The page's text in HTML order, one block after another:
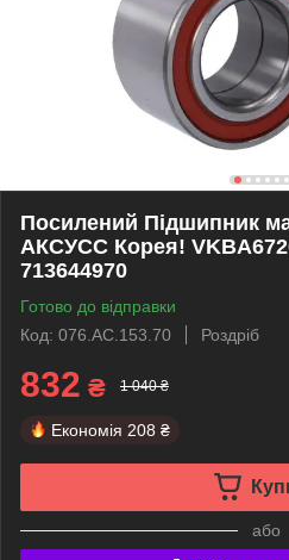
Посилений Підшипник
АКСУСС Корея!
713644970
Готово до відправки
Код: 076.AC.153.70
Роздріб
832 ₴ 1 040 ₴
Економія 208 ₴
або